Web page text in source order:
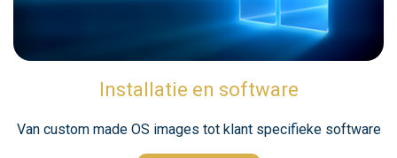
Installatie en software
Van custom made OS images tot klant specifieke software